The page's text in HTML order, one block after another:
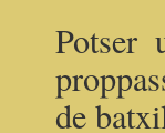
Potser
de